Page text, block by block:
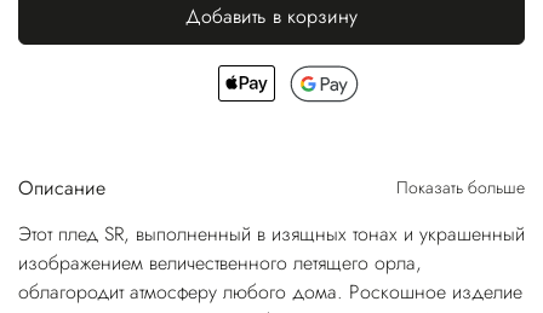
Добавить в корзину
Описание Показать больше
Этот плед SR, выполненный в изящных тонах и украшенный
изображением величественного летящего орла,
облагородит атмосферу любого дома. Роскошное изделие